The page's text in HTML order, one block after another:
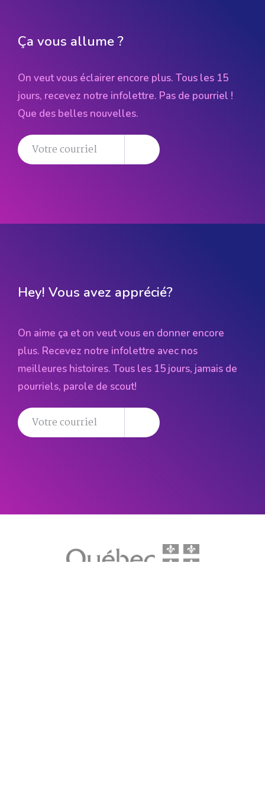
Ça vous allume ?
On veut vous éclairer encore plus. Tous les 15
jours, recevez notre infolettre. Pas de pourriel !
Que des belles nouvelles.
Hey! Vous avez apprécié?
On aime ça et on veut vous en donner encore
plus. Recevez notre infolettre avec nos
meilleures histoires. Tous les 15 jours, jamais de
pourriels, parole de scout!